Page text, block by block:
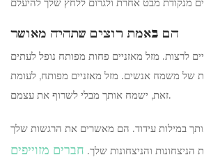
הם באמת רוצים שתהיה מאושר
לרצות. מזל מאזניים פחות מפותח נופל לעתים
של משמח אנשים. מזל מאזניים מפותח, לעומת
זאת, ישמח אותך מבלי לשרוף את עצמם.
במילות עידוד. הם מאשרים את הרגשות שלך
והניצחונות שלך. חברים מזוייפים